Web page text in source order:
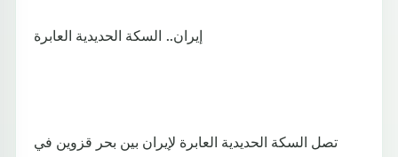
إيران.. السكة الحديدية العابرة
تصل السكة الحديدية العابرة لإيران بين بحر قزوين في